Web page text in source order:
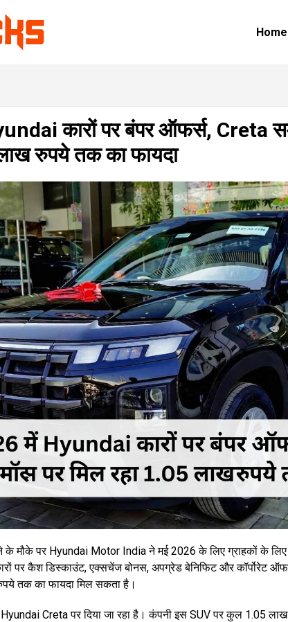
Home
कारों पर बंपर ऑफर्स, Creta
रुपये तक का फायदा
के मौके पर Hyundai Motor India ने मई 2026 के लिए ग्राहकों के लिए
पर कैश डिस्काउंट, एक्सचेंज बोनस, अपग्रेड बेनिफिट और कॉर्पोरेट
तक का फायदा मिल सकता है।
Hyundai Creta पर दिया जा रहा है। कंपनी इस SUV पर कुल 1.05